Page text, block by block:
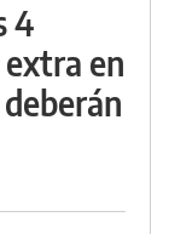
4
en